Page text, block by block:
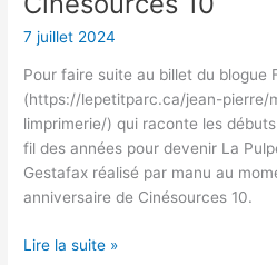
7 juillet 2024
Pour faire suite au billet du blogue
(https://lepetitparc.ca/jean-pierre/
limprimerie/) qui raconte les
fil des années pour devenir La
Gestafax réalisé par manu au
anniversaire de Cinésources 10.
Lire la suite »